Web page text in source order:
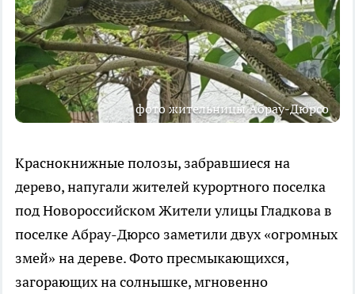
фото жительницы Абрау-Дюрсо
Краснокнижные полозы, забравшиеся на
дерево, напугали жителей курортного поселка
под Новороссийском Жители улицы Гладкова в
поселке Абрау-Дюрсо заметили двух «огромных
змей» на дереве. Фото пресмыкающихся,
загорающих на солнышке, мгновенно